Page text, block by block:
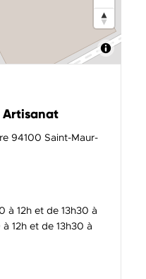
Artisanat
94100 Saint-Maur-
à 12h et de 13h30 à
12h et de 13h30 à